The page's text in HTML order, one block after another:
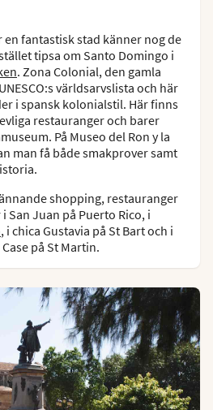
en fantastisk stad känner nog de
tipsa om Santo Domingo i
. Zona Colonial, den gamla
världsarvslista och här
i spansk kolonialstil. Här finns
restauranger och barer
På Museo del Ron y la
man få både smakprover samt
shopping, restauranger
San Juan på Puerto Rico, i
, i chica Gustavia på St Bart och i
på St Martin.